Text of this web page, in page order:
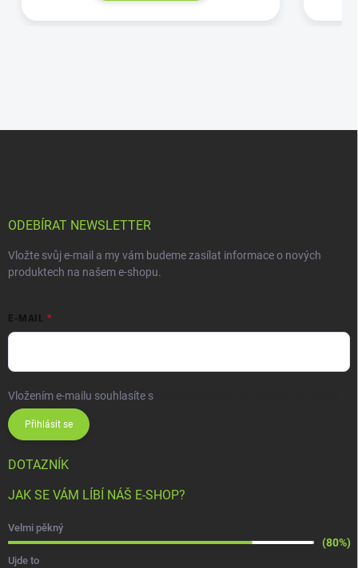
ODEBÍRAT NEWSLETTER
Vložte svůj e-mail a my vám budeme zasílat informace o nových
produktech na našem e-shopu.
E-MAIL
Vložením e-mailu souhlasíte s
Přihlásit se
DOTAZNÍK
JAK SE VÁM LÍBÍ NÁŠ E-SHOP?
Velmi pěkný
(80%)
Ujde to